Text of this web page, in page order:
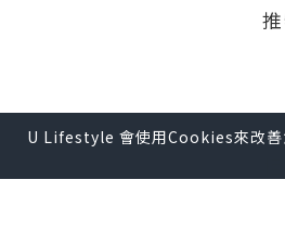
U Lifestyle 會使用Cookies來改善